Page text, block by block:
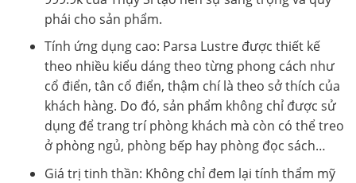
phái cho sản phẩm.
Tính ứng dụng cao: Parsa Lustre được thiết kế
theo nhiều kiểu dáng theo từng phong cách như
cổ điển, tân cổ điển, thậm chí là theo sở thích của
khách hàng. Do đó, sản phẩm không chỉ được sử
dụng để trang trí phòng khách mà còn có thể treo
ở phòng ngủ, phòng bếp hay phòng đọc sách…
Giá trị tinh thần: Không chỉ đem lại tính thẩm mỹ